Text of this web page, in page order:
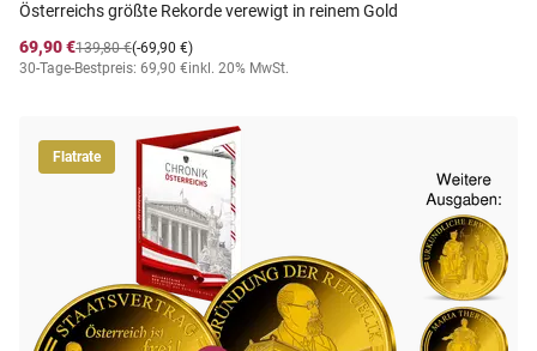
Österreichs größte Rekorde verewigt in reinem Gold
69,90 €
(-69,90 €)
139,80 €
30-Tage-Bestpreis: 69,90 €inkl. 20% MwSt.
Flatrate